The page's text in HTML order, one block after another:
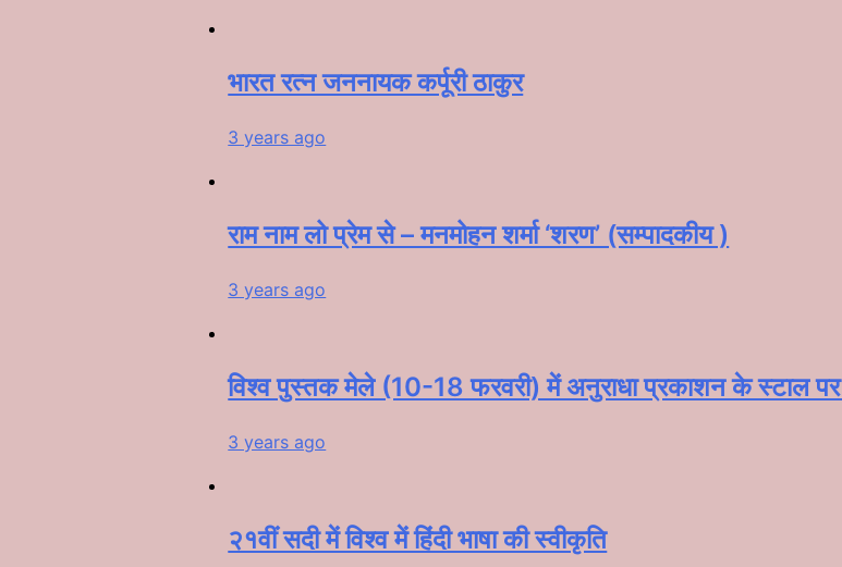
भारत रत्न जननायक कर्पूरी ठाकुर
3 years ago
राम नाम लो प्रेम से – मनमोहन शर्मा ‘शरण’ (सम्पादकीय )
3 years ago
विश्व पुस्तक मेले (10-18 फरवरी) में अनुराधा प्रकाशन के स्टाल
3 years ago
२१वीं सदी में विश्व में हिंदी भाषा की स्वीकृति